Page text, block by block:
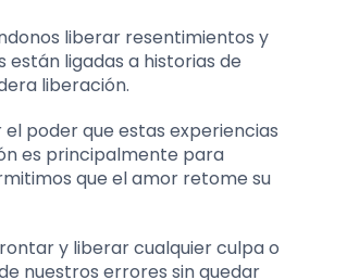
liberar resentimientos y
están ligadas a historias de
liberación.
poder que estas experiencias
es principalmente para
que el amor retome su
y liberar cualquier culpa o
nuestros errores sin quedar